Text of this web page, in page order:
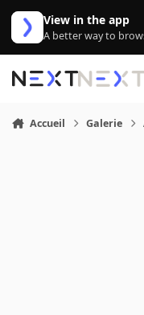
Aller au contenu
View in the app
A better way to
Accueil Galerie